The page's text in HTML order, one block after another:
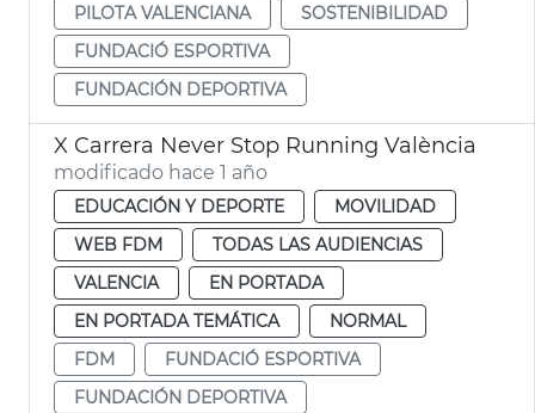
PILOTA VALENCIANA
SOSTENIBILIDAD
FUNDACIÓ ESPORTIVA
FUNDACIÓN DEPORTIVA
X Carrera Never Stop Running València
modificado hace 1 año
EDUCACIÓN Y DEPORTE
MOVILIDAD
WEB FDM
TODAS LAS AUDIENCIAS
VALENCIA
EN PORTADA
EN PORTADA TEMÁTICA
NORMAL
FDM
FUNDACIÓ ESPORTIVA
FUNDACIÓN DEPORTIVA